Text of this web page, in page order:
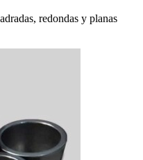
redondas y planas